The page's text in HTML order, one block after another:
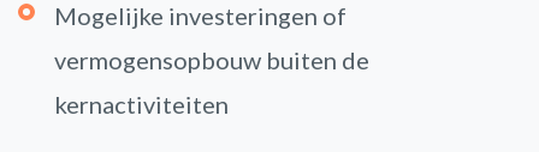
Mogelijke investeringen of
vermogensopbouw buiten de
kernactiviteiten